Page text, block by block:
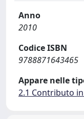
Anno
2010
Codice ISBN
9788871643465
Appare nelle
2.1 Contributo